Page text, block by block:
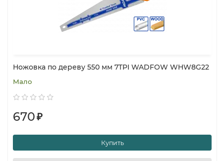
Ножовка по дереву 550 мм 7TPI WADFOW WHW8G22
Мало
670₽
Купить